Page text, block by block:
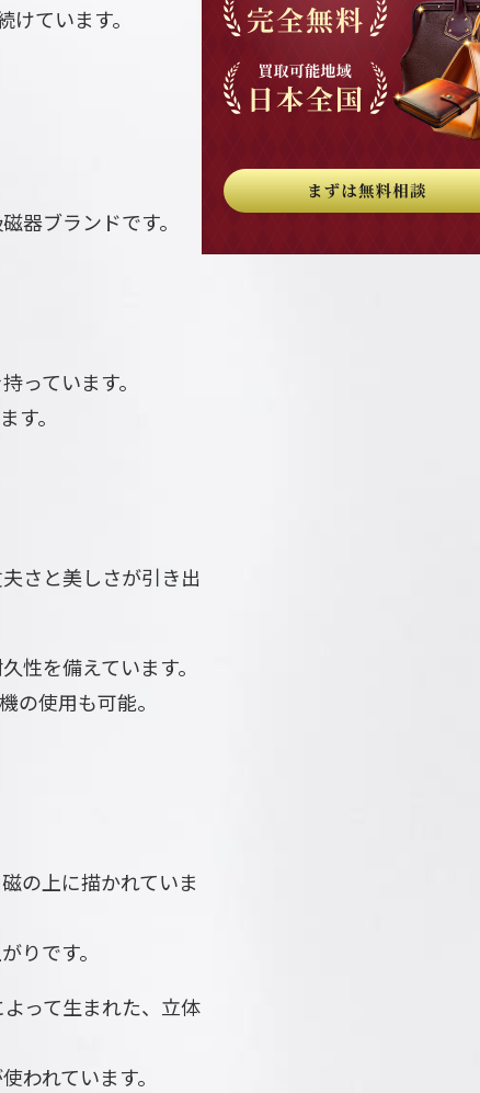
ています。
器ブランドです。
っています。
す。
さと美しさが引き出
性を備えています。
の使用も可能。
の上に描かれていま
りです。
って生まれた、立体
われています。